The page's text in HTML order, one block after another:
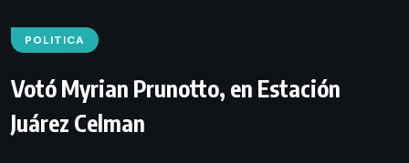
POLITICA
Votó Myrian Prunotto, en Estación
Juárez Celman